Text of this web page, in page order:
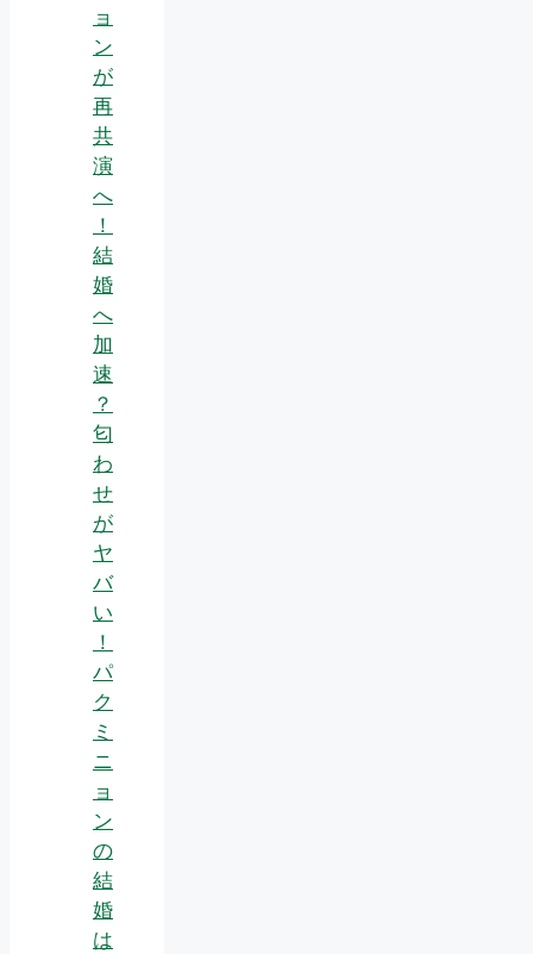
ョ
ン
が
再
共
演
へ
！
結
婚
へ
加
速
？
匂
わ
せ
が
ヤ
バ
い
！
パ
ク
ミ
ニ
ョ
ン
の
結
婚
は